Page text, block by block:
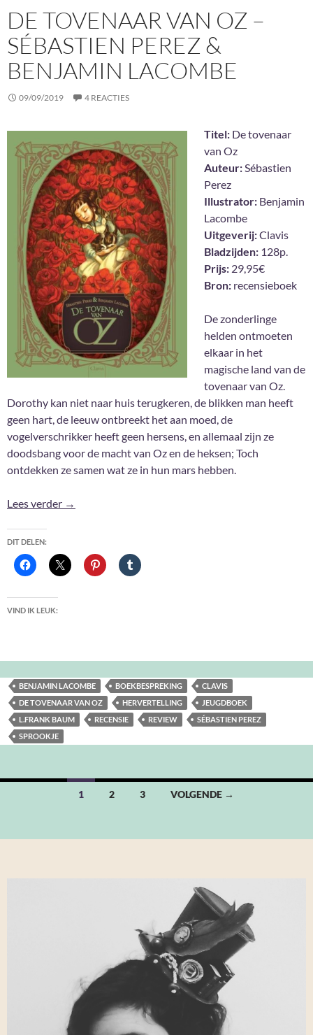
DE TOVENAAR VAN OZ –
SÉBASTIEN PEREZ &
BENJAMIN LACOMBE
09/09/2019 4 REACTIES
Titel: De tovenaar
van Oz
Auteur:Sébastien
Perez
Illustrator: Benjamin
Lacombe
Uitgeverij:Clavis
Bladzijden: 128p.
Prijs: 29,95€
Bron: recensieboek
De zonderlinge
helden ontmoeten
elkaar in het
magische land van de
tovenaar van Oz.
Dorothy kan niet naar huis terugkeren, de blikken man heeft
geen hart, de leeuw ontbreekt het aan moed, de
vogelverschrikker heeft geen hersens, en allemaal zijn ze
doodsbang voor de macht van Oz en de heksen; Toch
ontdekken ze samen wat ze in hun mars hebben.
Lees verder De tovenaar van Oz – Sébastien Perez & Benjamin
→
DIT DELEN:
VIND IK LEUK:
BENJAMIN LACOMBE BOEKBESPREKING
CLAVIS
DE TOVENAAR VAN OZ
HERVERTELLING
JEUGDBOEK
L.FRANK BAUM
RECENSIE REVIEW
SÉBASTIEN PEREZ
SPROOKJE
Berichten1 2 3 VOLGENDE →